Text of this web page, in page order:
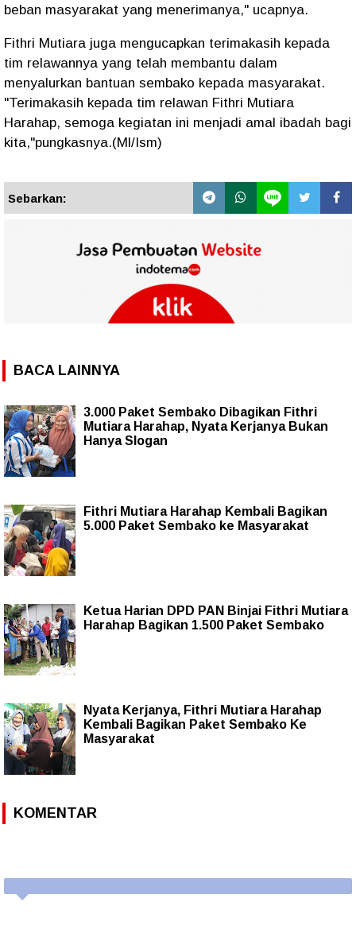
beban masyarakat yang menerimanya," ucapnya.
Fithri Mutiara juga mengucapkan terimakasih kepada
tim relawannya yang telah membantu dalam
menyalurkan bantuan sembako kepada masyarakat.
"Terimakasih kepada tim relawan Fithri Mutiara
Harahap, semoga kegiatan ini menjadi amal ibadah bagi
kita,"pungkasnya.(Ml/Ism)
Sebarkan:
BACA LAINNYA
3.000 Paket Sembako Dibagikan Fithri
Mutiara Harahap, Nyata Kerjanya Bukan
Hanya Slogan
Fithri Mutiara Harahap Kembali Bagikan
5.000 Paket Sembako ke Masyarakat
Ketua Harian DPD PAN Binjai Fithri Mutiara
Harahap Bagikan 1.500 Paket Sembako
Nyata Kerjanya, Fithri Mutiara Harahap
Kembali Bagikan Paket Sembako Ke
Masyarakat
KOMENTAR